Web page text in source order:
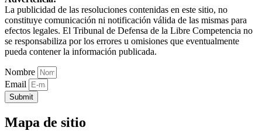
La publicidad de las resoluciones contenidas en este sitio, no
constituye comunicación ni notificación válida de las mismas para
efectos legales. El Tribunal de Defensa de la Libre Competencia no
se responsabiliza por los errores u omisiones que eventualmente
pueda contener la información publicada.
Nombre
Email
Submit
Mapa de sitio